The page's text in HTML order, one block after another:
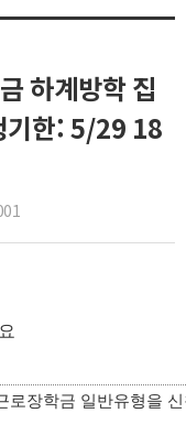
하계방학 집
기한: 5/29 18
로장학금 일반유형을